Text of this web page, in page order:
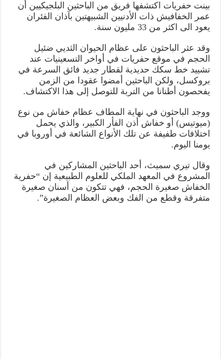
بينت حفريات اكتشفها فريق من الباحثين البلجيكيين أن
عمر الخفافيش ذات الأدنيين الشبيهتين بآذان الفئران
يعود الى اكثر من 33 مليون سنة.
وقد عثر الباحثون على عظام الحيوان الثديي ضئيل
الحجم في موقع حفريات في أواخر التسعينيات عند
تشييد خط سكك حديدية لقطار جديد فائق السرعة في
بروكسل، ولكن الباحثين أمضوا عقودا من الزمن
يفحصون أطنانا من التربة للتوصل إلى هذا الاكتشاف.
ووجد الباحثون في نهاية المطاف عظام خفاش من نوع
(ميوتيس) أو خفاش أذن الفأر الكبير، والذي يحمل
اختلافات طفيفة عن تلك الأنواع الشائعة في أوروبا في
يومنا اليوم.
وقال تيري سميث، أحد الباحثين المشاركين في
المشروع في المعهد الملكي للعلوم الطبيعية إن “حفرية
الخفاش صغيرة الحجم، فهي تتكون من أسنان صغيرة
متفرقة وقطع من الفك وبعض العظام الصغيرة”.